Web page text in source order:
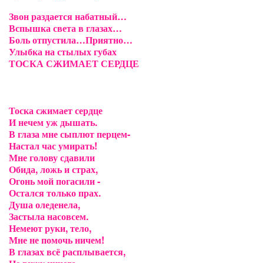
Звон раздается набатный…
Вспышка света в глазах…
Боль отпустила…Приятно…
Улыбка на стылых губах
ТОСКА СЖИМАЕТ СЕРДЦЕ
Тоска сжимает сердце
И нечем уж дышать.
В глаза мне сыплют перцем-
Настал час умирать!
Мне голову сдавили
Обида, ложь и страх,
Огонь мой погасили -
Остался только прах.
Душа оледенела,
Застыла насовсем.
Немеют руки, тело,
Мне не помочь ничем!
В глазах всё расплывается,